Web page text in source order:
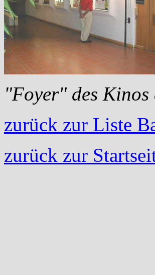
"Foyer" des Kinos
zurück zur Liste
zurück zur